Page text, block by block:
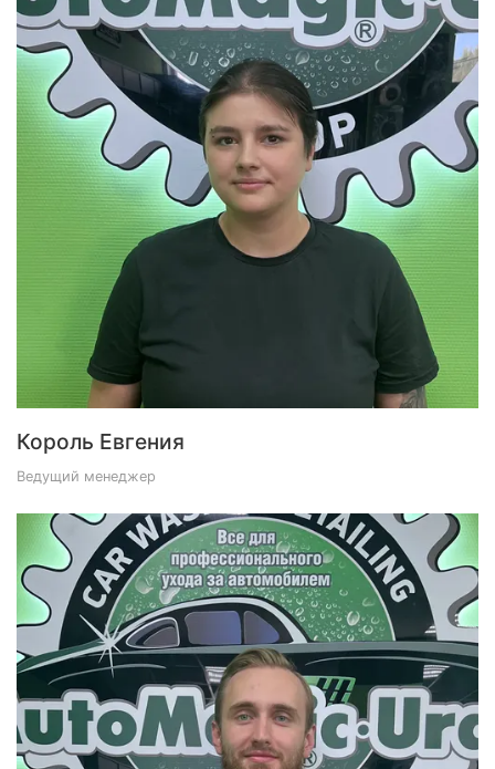
Король Евгения
Ведущий менеджер